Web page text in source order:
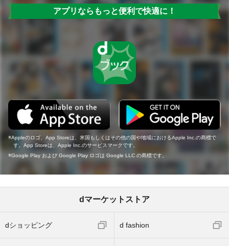
アプリならもっと便利で快適に！
Appleのロゴ、App Storeは、米国もしくはその他の国や地域におけるApple Inc.の商標で
す。App Storeは、Apple Inc.のサービスマークです。
Google Play および Google Play ロゴは Google LLC の商標です。
dマーケットストア
dショッピング d fashion